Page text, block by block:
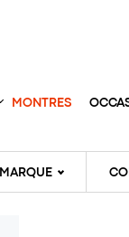
MONTRES
MARQUE